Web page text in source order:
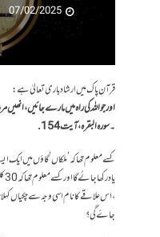
07/02/2025
قرآن پاک میں ارشاد باری تعالیٰ ہے:
اور جو اللہ کی راہ میں مارے جائیں ،انھیں
۔سورہ البقرہ ،آیت154.
کسے معلوم تھا کہ ‘ ملکاں ‘ گاؤں میں ایک
،اس علاقے کا نام اسی وجہ سے چکیاں
جاۓ گی؟